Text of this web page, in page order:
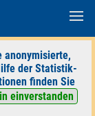
anonymisierte,
der Statistik-
finden Sie
einverstanden